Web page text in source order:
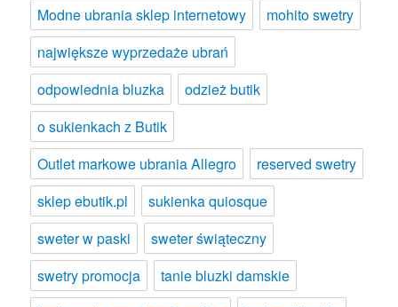
Modne ubrania sklep internetowy
mohito swetry
największe wyprzedaże ubrań
odpowiednia bluzka
odzież butik
o sukienkach z Butik
Outlet markowe ubrania Allegro
reserved swetry
sklep ebutik.pl
sukienka quiosque
sweter w paski
sweter świąteczny
swetry promocja
tanie bluzki damskie